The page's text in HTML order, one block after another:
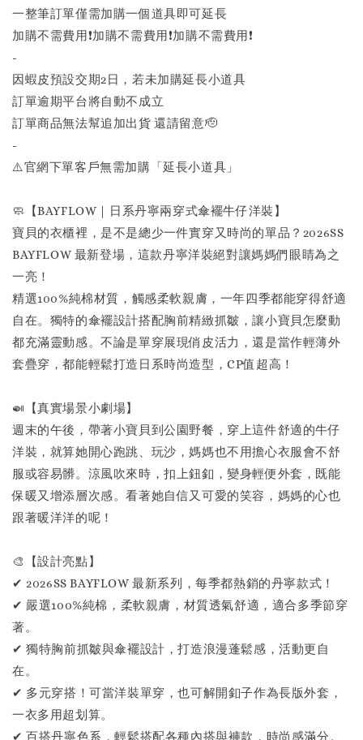
一整筆訂單僅需加購一個道具即可延長
加購不需費用❗️加購不需費用❗️加購不需費用❗️
-
因蝦皮預設交期2日，若未加購延長小道具
訂單逾期平台將自動不成立
訂單商品無法幫追加出貨 還請留意🫡
-
⚠️官網下單客戶無需加購「延長小道具」
🧼【BAYFLOW｜日系丹寧兩穿式傘襬牛仔洋裝】
寶貝的衣櫃裡，是不是總少一件實穿又時尚的單品？2026SS
BAYFLOW 最新登場，這款丹寧洋裝絕對讓媽媽們眼睛為之
一亮！
精選100%純棉材質，觸感柔軟親膚，一年四季都能穿得舒適
自在。獨特的傘襬設計搭配胸前精緻抓皺，讓小寶貝怎麼動
都充滿靈動感。不論是單穿展現俏皮活力，還是當作輕薄外
套疊穿，都能輕鬆打造日系時尚造型，CP值超高！
🍛【真實場景小劇場】
週末的午後，帶著小寶貝到公園野餐，穿上這件舒適的牛仔
洋裝，就算她開心跑跳、玩沙，媽媽也不用擔心衣服會不舒
服或容易髒。涼風吹來時，扣上鈕釦，變身輕便外套，既能
保暖又增添層次感。看著她自信又可愛的笑容，媽媽的心也
跟著暖洋洋的呢！
🎨【設計亮點】
✔ 2026SS BAYFLOW 最新系列，每季都熱銷的丹寧款式！
✔ 嚴選100%純棉，柔軟親膚，材質透氣舒適，適合多季節穿
著。
✔ 獨特胸前抓皺與傘襬設計，打造浪漫蓬鬆感，活動更自
在。
✔ 多元穿搭！可當洋裝單穿，也可解開釦子作為長版外套，
一衣多用超划算。
✔ 百搭丹寧色系，輕鬆搭配各種內搭與褲款，時尚感滿分。